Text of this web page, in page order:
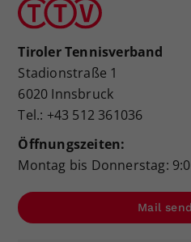
Tiroler Tennisverband
Stadionstraße 1
6020 Innsbruck
Tel.: +43 512 361036
Öffnungszeiten:
Montag bis Donnerstag:
Mail